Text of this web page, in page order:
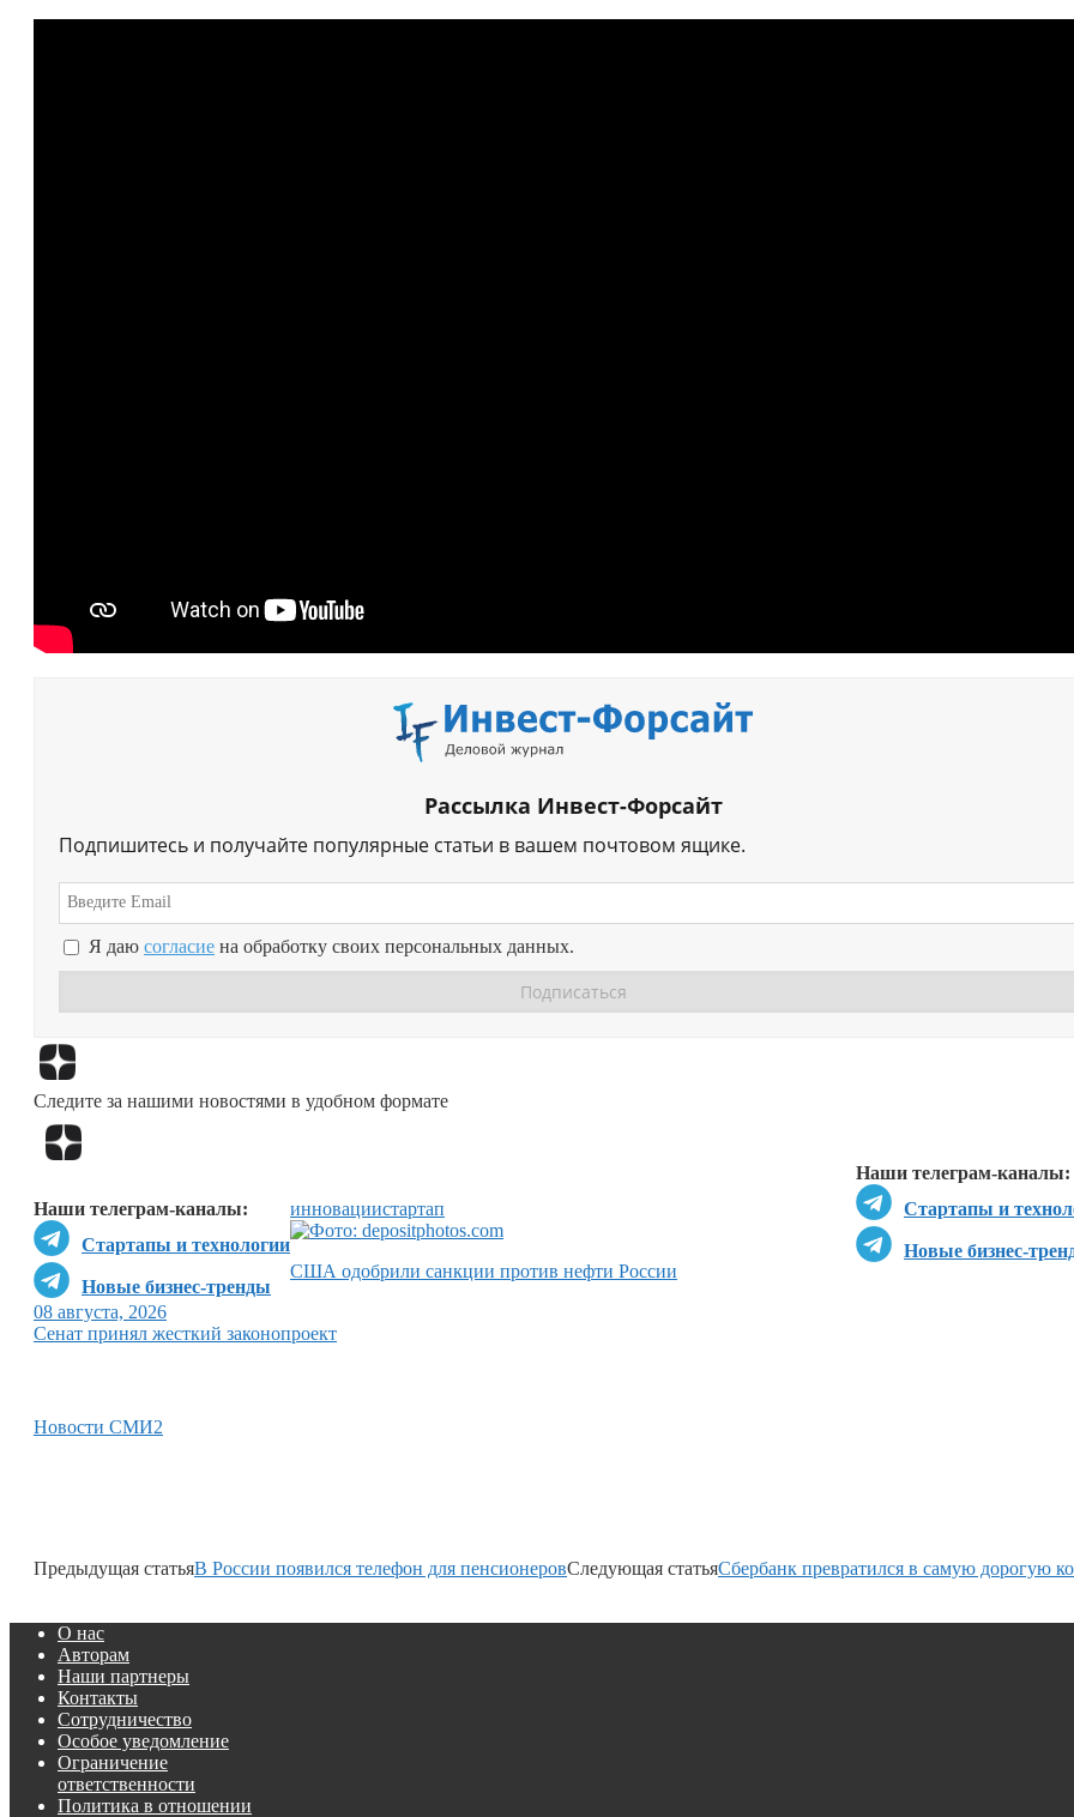
Рассылка Инвест-Форсайт
Подпишитесь и получайте популярные статьи в вашем почтовом ящике.
Я даю согласие на обработку своих персональных данных.
Следите за нашими новостями в удобном формате
Наши телеграм-каналы:
Стартапы и
Новые бизнес-
Наши телеграм-каналы:
Стартапы и технологии
Новые бизнес-тренды
инновациистартап
США одобрили санкции против нефти России
08 августа, 2026
Сенат принял жесткий законопроект
Новости СМИ2
Предыдущая статьяВ России появился телефон для пенсионеровСледующая статьяСбербанк превратился в самую дорогую
О нас
Авторам
Наши партнеры
Контакты
Сотрудничество
Особое уведомление
Ограничение
ответственности
Политика в отношении